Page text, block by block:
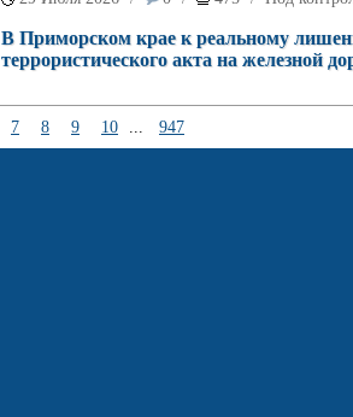
В Приморском крае к реальному
террористического акта на железной
7 8 9 10 ... 947